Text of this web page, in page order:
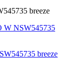
breeze